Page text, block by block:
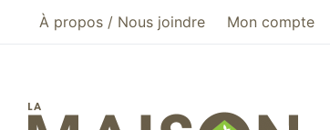
Aller au menu principal
Aller au contenu principal
À propos / Nous joindre Mon compte